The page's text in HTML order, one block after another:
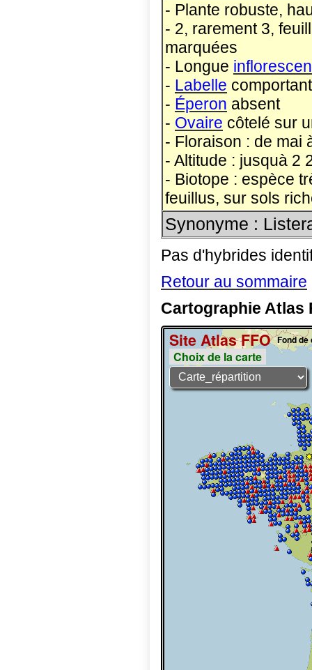
- Plante robuste,
- 2, rarement 3,
marquées
- Longue
- Labelle
- Éperon absent
- Ovaire côtelé sur
- Floraison : de mai
- Altitude : jusquà 2
- Biotope : espèce
feuillus, sur sols
Synonyme :
Pas d'hybrides
Retour au sommaire
Cartographie Atlas